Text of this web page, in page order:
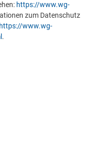
https://www.wg-
zum Datenschutz
https://www.wg-
.